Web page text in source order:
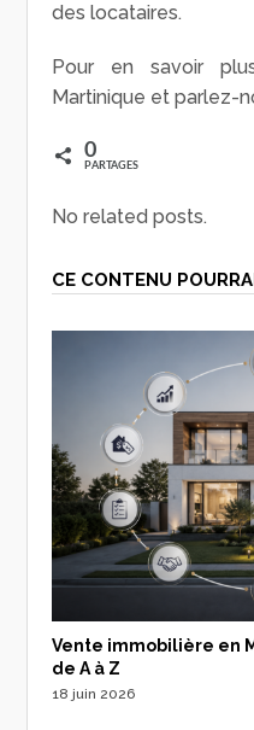
des locataires.
Pour en savoir
Martinique et parlez-
0
PARTAGES
No related posts.
CE CONTENU
Vente immobilière en
de A à Z
18 juin 2026